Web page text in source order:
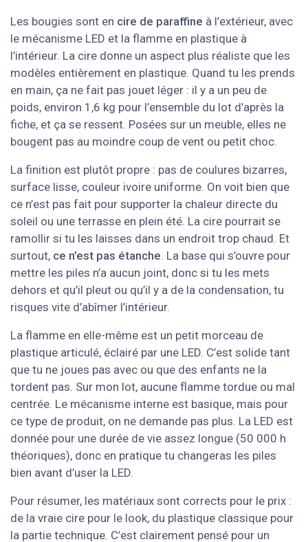
Les bougies sont en cire de paraffine à l’extérieur, avec
le mécanisme LED et la flamme en plastique à
l’intérieur. La cire donne un aspect plus réaliste que les
modèles entièrement en plastique. Quand tu les prends
en main, ça ne fait pas jouet léger : il y a un peu de
poids, environ 1,6 kg pour l’ensemble du lot d’après la
fiche, et ça se ressent. Posées sur un meuble, elles ne
bougent pas au moindre coup de vent ou petit choc.
La finition est plutôt propre : pas de coulures bizarres,
surface lisse, couleur ivoire uniforme. On voit bien que
ce n’est pas fait pour supporter la chaleur directe du
soleil ou une terrasse en plein été. La cire pourrait se
ramollir si tu les laisses dans un endroit trop chaud. Et
surtout, ce n’est pas étanche. La base qui s’ouvre pour
mettre les piles n’a aucun joint, donc si tu les mets
dehors et qu’il pleut ou qu’il y a de la condensation, tu
risques vite d’abîmer l’intérieur.
La flamme en elle-même est un petit morceau de
plastique articulé, éclairé par une LED. C’est solide tant
que tu ne joues pas avec ou que des enfants ne la
tordent pas. Sur mon lot, aucune flamme tordue ou mal
centrée. Le mécanisme interne est basique, mais pour
ce type de produit, on ne demande pas plus. La LED est
donnée pour une durée de vie assez longue (50 000 h
théoriques), donc en pratique tu changeras les piles
bien avant d’user la LED.
Pour résumer, les matériaux sont corrects pour le prix :
de la vraie cire pour le look, du plastique classique pour
la partie technique. C’est clairement pensé pour un